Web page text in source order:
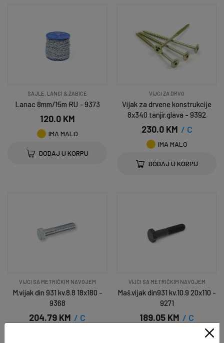
SAJLE, LANCI & ŽABICE
Lanac 8mm/15m RU - 9373
120.0 KM
IMA MALO
DODAJ U KORPU
VIJCI ZA DRVO
Vijak za drvene konstrukcije
8x340 tanjir.glava - 9392
230.0 KM / C
IMA MALO
DODAJ U KORPU
VIJCI SA METRIČKIM NAVOJEM
M.vijak din 931 kv.8.8 18x180 -
9368
204.79 KM / C
VIJCI SA METRIČKIM NAVOJEM
Maš.vijak din931 kv.10.9 20x110 -
9271
189.05 KM / C